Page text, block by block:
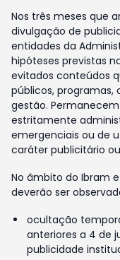
Nos três meses que
divulgação de
entidades da
hipóteses previstas
evitados conteúdos
públicos, programas,
gestão.
estritamente
emergenciais ou de
caráter publicitário
No âmbito do Ibram
deverão ser
ocultação
anteriores a 4 de
publicidade